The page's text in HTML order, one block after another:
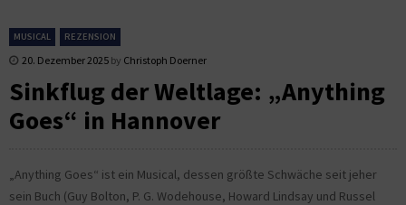
MUSICAL REZENSION
20. Dezember 2025 by Christoph Doerner
Sinkflug der Weltlage: „Anything
Goes“ in Hannover
„Anything Goes“ ist ein Musical, dessen größte Schwäche seit jeher
sein Buch (Guy Bolton, P. G. Wodehouse, Howard Lindsay und Russel